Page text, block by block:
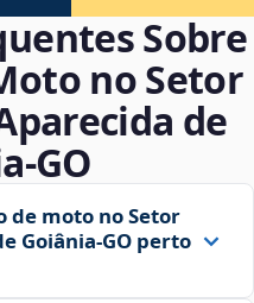
Sobre
no Setor
de
de moto no Setor
Goiânia‑GO perto